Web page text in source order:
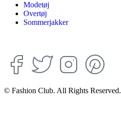
Modetøj
Overtøj
Sommerjakker
© Fashion Club. All Rights Reserved.